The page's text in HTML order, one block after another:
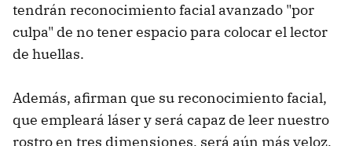
tendrán reconocimiento facial avanzado "por
culpa" de no tener espacio para colocar el lector
de huellas.
Además, afirman que su reconocimiento facial,
que empleará láser y será capaz de leer nuestro
rostro en tres dimensiones, será aún más veloz,